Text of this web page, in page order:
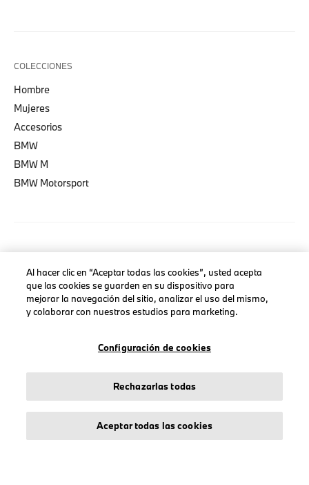
COLECCIONES
Hombre
Mujeres
Accesorios
BMW
BMW M
BMW Motorsport
Sobre stichd
Condiciones Generales
Política de Privacidad
© stichd sportmerchandising B.V. Reg. No. 63490757
Al hacer clic en “Aceptar todas las cookies”, usted acepta
que las cookies se guarden en su dispositivo para
mejorar la navegación del sitio, analizar el uso del mismo,
y colaborar con nuestros estudios para marketing.
Configuración de cookies
Rechazarlas todas
Aceptar todas las cookies